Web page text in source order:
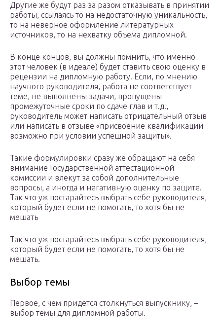
Другие же будут раз за разом отказывать в принятии
работы, ссылаясь то на недостаточную уникальность,
то на неверное оформление литературных
источников, то на нехватку объема дипломной.
В конце концов, вы должны помнить, что именно
этот человек (в идеале) будет ставить свою оценку в
рецензии на дипломную работу. Если, по мнению
научного руководителя, работа не соответствует
теме, не выполнены задачи, пропущены
промежуточные сроки по сдаче глав и т.д.,
руководитель может написать отрицательный отзыв
или написать в отзыве «присвоение квалификации
возможно при условии успешной защиты».
Такие формулировки сразу же обращают на себя
внимание Государственной аттестационной
комиссии и влекут за собой дополнительные
вопросы, а иногда и негативную оценку по защите.
Так что уж постарайтесь выбрать себе руководителя,
который будет если не помогать, то хотя бы не
мешать
Так что уж постарайтесь выбрать себе руководителя,
который будет если не помогать, то хотя бы не
мешать.
Выбор темы
Первое, с чем придется столкнуться выпускнику, –
выбор темы для дипломной работы.